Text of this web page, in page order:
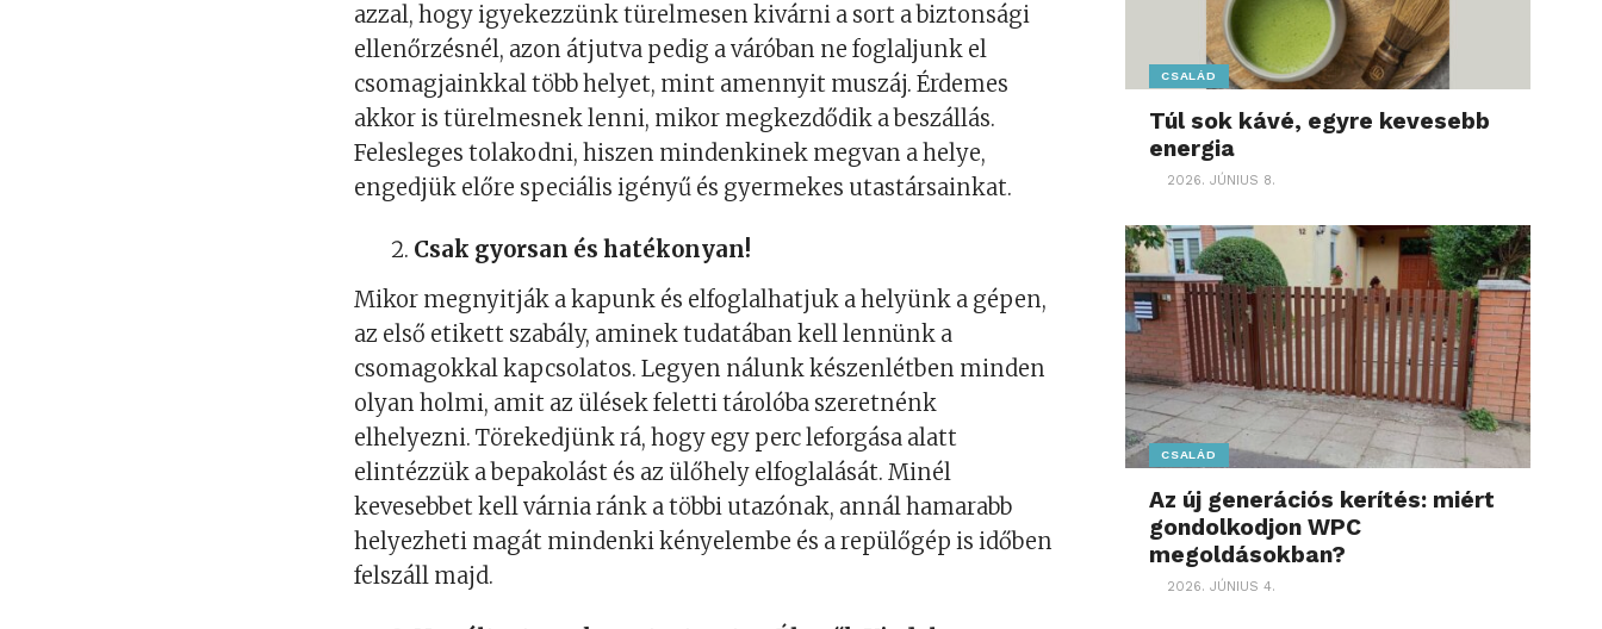
azzal, hogy igyekezzünk türelmesen kivárni a sort a biztonsági
ellenőrzésnél, azon átjutva pedig a váróban ne foglaljunk el
csomagjainkkal több helyet, mint amennyit muszáj. Érdemes
akkor is türelmesnek lenni, mikor megkezdődik a beszállás.
Felesleges tolakodni, hiszen mindenkinek megvan a helye,
engedjük előre speciális igényű és gyermekes utastársainkat.
Csak gyorsan és hatékonyan!
Mikor megnyitják a kapunk és elfoglalhatjuk a helyünk a gépen,
az első etikett szabály, aminek tudatában kell lennünk a
csomagokkal kapcsolatos. Legyen nálunk készenlétben minden
olyan holmi, amit az ülések feletti tárolóba szeretnénk
elhelyezni. Törekedjünk rá, hogy egy perc leforgása alatt
elintézzük a bepakolást és az ülőhely elfoglalását. Minél
kevesebbet kell várnia ránk a többi utazónak, annál hamarabb
helyezheti magát mindenki kényelembe és a repülőgép is időben
felszáll majd.
CSALÁD
Túl sok kávé, egyre kevesebb
energia
2026. JÚNIUS 8.
CSALÁD
Az új generációs kerítés: miért
gondolkodjon WPC
megoldásokban?
2026. JÚNIUS 4.